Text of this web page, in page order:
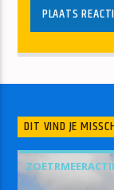
DIT VIND JE